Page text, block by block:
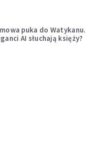
puka do Watykanu.
AI słuchają księży?